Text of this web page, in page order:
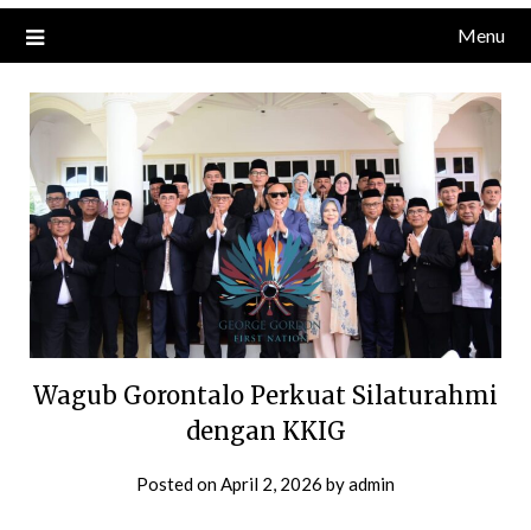
Menu
Wagub Gorontalo Perkuat Silaturahmi
dengan KKIG
Posted onApril 2, 2026 byadmin